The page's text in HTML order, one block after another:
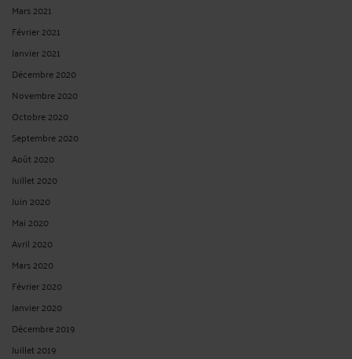
Mars 2021
Février 2021
Janvier 2021
Décembre 2020
Novembre 2020
Octobre 2020
Septembre 2020
Août 2020
Juillet 2020
Juin 2020
Mai 2020
Avril 2020
Mars 2020
Février 2020
Janvier 2020
Décembre 2019
Juillet 2019